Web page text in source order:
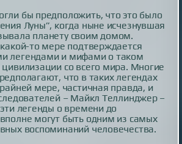
бы предположить, что это было
Луны”, когда ныне исчезнувшая
планету своим домом.
то мере подтверждается
легендами и мифами о таком
со всего мира. Многие
что в таких легендах
мере, частичная правда, и
– Майкл Теллинджер –
легенды о времени до
могут быть одним из самых
воспоминаний человечества.